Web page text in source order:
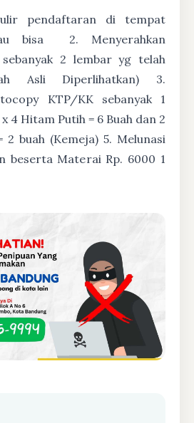
pendaftaran di tempat
bisa
2. Menyerahkan
2 lembar yg telah
Asli Diperlihatkan) 3.
KTP/KK sebanyak 1
4 Hitam Putih = 6 Buah dan 2
buah (Kemeja) 5. Melunasi
beserta Materai Rp. 6000 1